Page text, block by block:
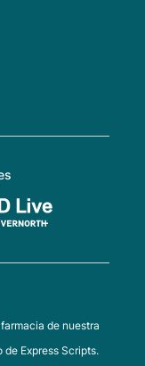
de nuestra
Express Scripts.